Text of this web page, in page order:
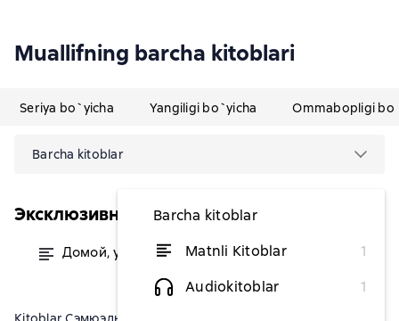
Muallifning barcha kitoblari
Seriya bo`yicha Yangiligi bo`yicha Ommabopligi
Barcha kitoblar
Barcha kitoblar
Matnli Kitoblar
1
Audiokitoblar
1
Эксклюзивная классика (АСТ)
Домой, ужинать и в постель dan 36 446,14 soʻm